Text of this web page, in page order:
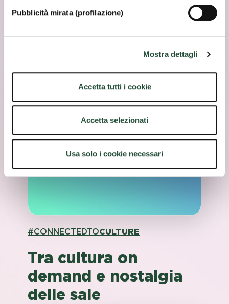
Pubblicità mirata (profilazione)
Mostra dettagli
Accetta tutti i cookie
Accetta selezionati
Usa solo i cookie necessari
#CONNECTEDTOCULTURE
Tra cultura on
demand e nostalgia
delle sale